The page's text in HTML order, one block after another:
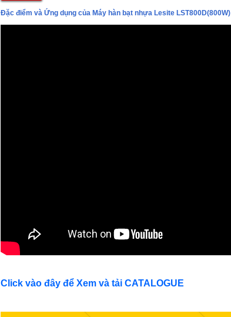
Đặc điểm và Ứng dụng của Máy hàn bạt nhựa Lesite LST800D(800W)
Click vào đây để Xem và tải CATALOGUE